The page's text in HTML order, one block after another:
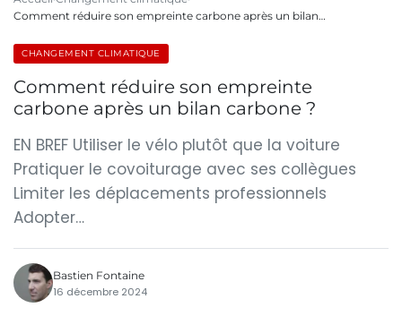
Comment réduire son empreinte carbone après un bilan…
CHANGEMENT CLIMATIQUE
Comment réduire son empreinte
carbone après un bilan carbone ?
EN BREF Utiliser le vélo plutôt que la voiture
Pratiquer le covoiturage avec ses collègues
Limiter les déplacements professionnels
Adopter…
Bastien Fontaine
16 décembre 2024